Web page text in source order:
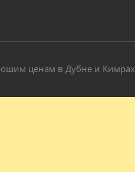
ценам в Дубне и Кимрах